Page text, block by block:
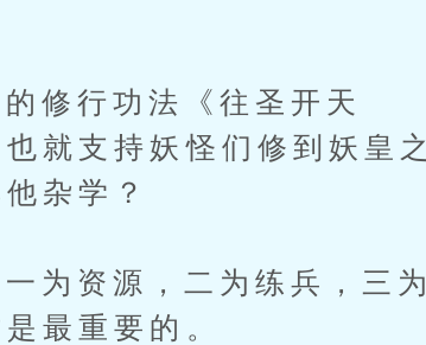
行功法《往圣开天
就支持妖怪们修到妖皇之
杂学？
资源，二为练兵，三为
最重要的。